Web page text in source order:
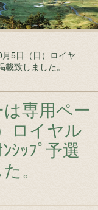
5日（日）ロイヤ
載致しました。
専用ペー
ロイヤル
ｼｯﾌﾟ予選
。